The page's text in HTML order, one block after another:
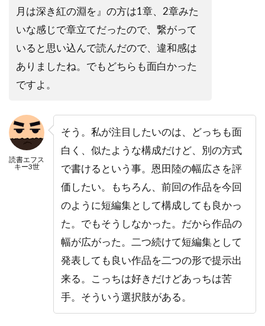
月は深き紅の淵を』の方は1章、2章みた
いな感じで章立てだったので、繋がって
いると思い込んで読んだので、違和感は
ありましたね。でもどちらも面白かった
ですよ。
読書エフス
キー3世
そう。私が注目したいのは、どっちも面
白く、似たような構成だけど、別の方式
で書けるという事。恩田陸の幅広さを評
価したい。もちろん、前回の作品を今回
のように短編集として構成しても良かっ
た。でもそうしなかった。だから作品の
幅が広がった。二つ続けて短編集として
発表しても良い作品を二つの形で提示出
来る。こっちは好きだけどあっちは苦
手。そういう選択肢がある。